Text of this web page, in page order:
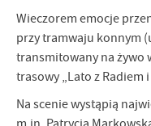
Wieczorem emocje
przy tramwaju konnym
transmitowany na żywo
trasowy „Lato z Radiem
Na scenie wystąpią
treści w postaci
społecznościowych.